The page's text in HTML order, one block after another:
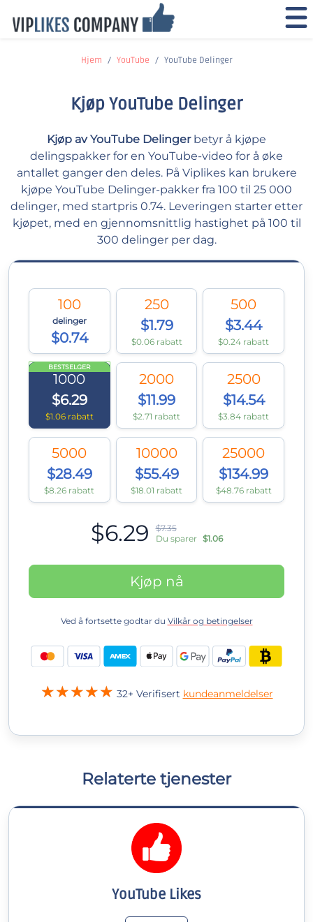
Hjem YouTube YouTube Delinger
Kjøp YouTube Delinger
Kjøp av YouTube Delingerbetyr å kjøpe
delingspakker for en YouTube-video for å øke
antallet ganger den deles. På Viplikes kan brukere
kjøpe YouTube Delinger-pakker fra 100 til 25 000
delinger, med startpris 0.74. Leveringen starter etter
kjøpet, med en gjennomsnittlig hastighet på 100 til
300 delinger per dag.
100
delinger
$0.74
250
$1.79
$0.06 rabatt
500
$3.44
$0.24 rabatt
BESTSELGER
1000
$6.29
$1.06 rabatt
2000
$11.99
$2.71 rabatt
2500
$14.54
$3.84 rabatt
5000
$28.49
$8.26 rabatt
10000
$55.49
$18.01 rabatt
25000
$134.99
$48.76 rabatt
$6.29
$7.35
Du sparer $1.06
Kjøp nå
Ved å fortsette godtar du Vilkår og betingelser
32+ Verifisert kundeanmeldelser
Relaterte tjenester
YouTube Likes